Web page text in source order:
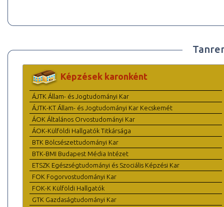
Képzések karonként
ÁJTK Állam- és Jogtudományi Kar
ÁJTK-KT Állam- és Jogtudományi Kar Kecskemét
ÁOK Általános Orvostudományi Kar
ÁOK-Külföldi Hallgatók Titkársága
BTK Bölcsészettudományi Kar
BTK-BMI Budapest Média Intézet
ETSZK Egészségtudományi és Szociális Képzési Kar
FOK Fogorvostudományi Kar
FOK-K Külföldi Hallgatók
GTK Gazdaságtudományi Kar